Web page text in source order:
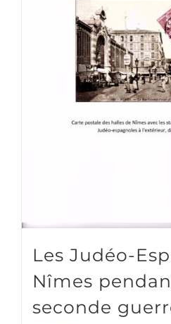
Les Judéo-
Nîmes
seconde